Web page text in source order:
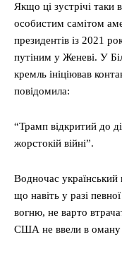
Якщо ці зустрічі таки
особистим самітом
президентів із 2021
путіним у Женеві. У
кремль ініціював
повідомила:
“Трамп відкритий до
жорстокій війні”.
Водночас український
що навіть у разі
вогню, не варто
США не ввели в оману